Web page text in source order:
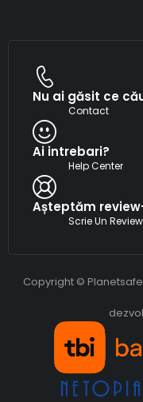
Nu ai găsit ce
Contact
Ai intrebari?
Help Center
Așteptăm
Scrie Un Review
Copyright ©